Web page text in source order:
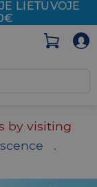
LIETUVOJE
by visiting
.